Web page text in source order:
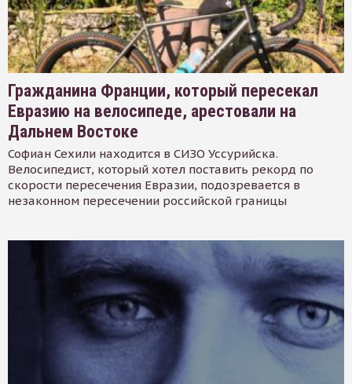
Гражданина Франции, который пересекал
Евразию на велосипеде, арестовали на
Дальнем Востоке
Софиан Сехили находится в СИЗО Уссурийска.
Велосипедист, который хотел поставить рекорд по
скорости пересечения Евразии, подозревается в
незаконном пересечении российской границы